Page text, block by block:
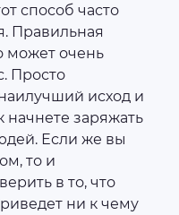
способ часто
Правильная
может очень
Просто
исход и
начнете заряжать
Если же вы
то и
в то, что
ни к чему